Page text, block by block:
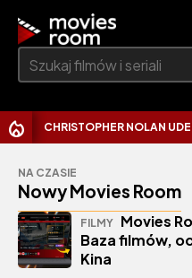
Szukaj:
NOLAN UDERZYŁ W
NA CZASIE
Nowy Movies Room
FILMY Movies
Baza filmów,
Kina